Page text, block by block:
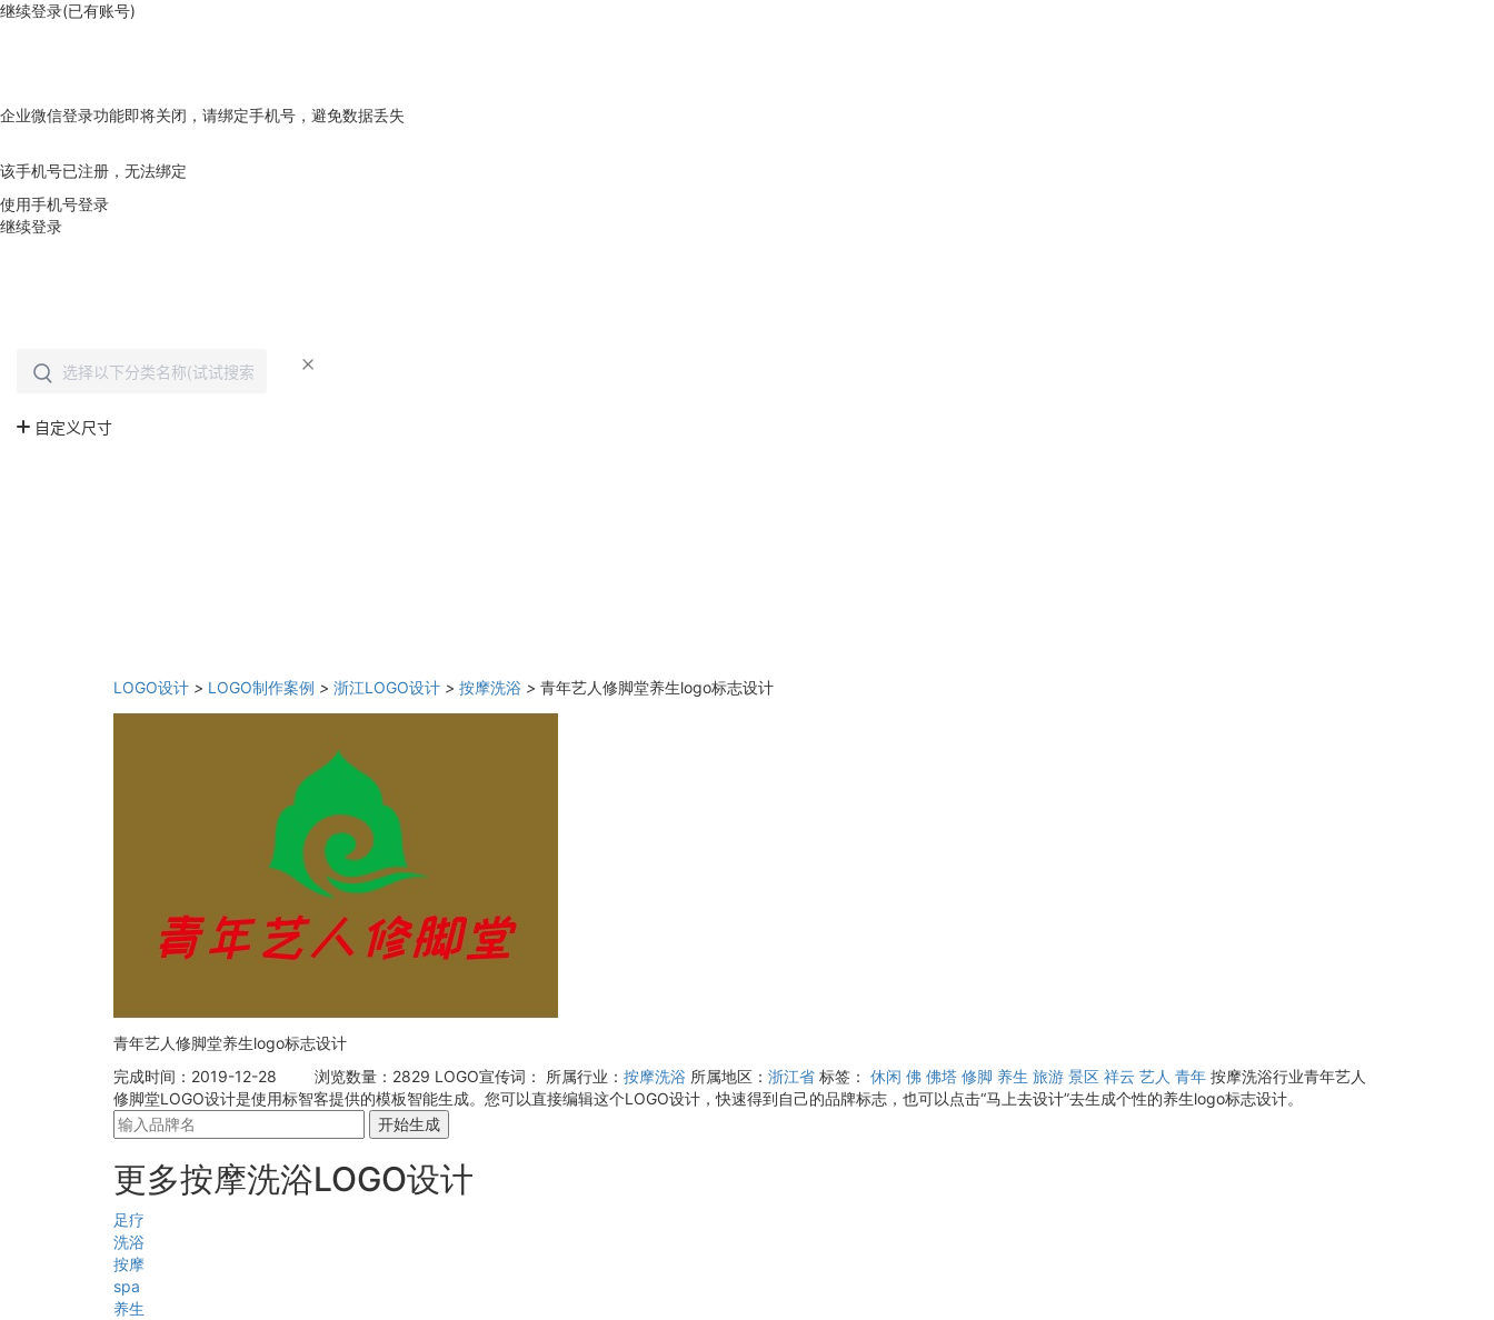
继续登录(已有账号)
企业微信登录功能即将关闭，请绑定手机号，避免数据丢失
该手机号已注册，无法绑定
使用手机号登录
继续登录
LOGO设计 > LOGO制作案例 > 浙江LOGO设计 > 按摩洗浴 > 青年艺人修脚堂养生logo标志设计
青年艺人修脚堂养生logo标志设计
完成时间：2019-12-28
浏览数量：2829 LOGO宣传词： 所属行业： 按摩洗浴 所属地区： 浙江省 标签： 休闲 佛 佛塔 修脚 养生 旅游 景区 祥云 艺人 青年 按摩洗浴行业青年艺人
修脚堂LOGO设计是使用标智客提供的模板智能生成。您可以直接编辑这个LOGO设计，快速得到自己的品牌标志，也可以点击“马上去设计”去生成个性的养生logo标志设计。
开始生成
更多按摩洗浴LOGO设计
足疗
洗浴
按摩
spa
养生